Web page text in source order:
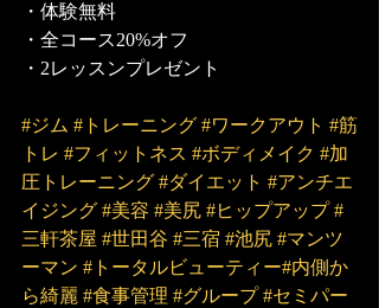
・体験無料
・全コース20%オフ
・2レッスンプレゼント
#ジム #トレーニング #ワークアウト #筋
トレ #フィットネス #ボディメイク #加
圧トレーニング #ダイエット #アンチエ
イジング #美容 #美尻 #ヒップアップ #
三軒茶屋 #世田谷 #三宿 #池尻 #マンツ
ーマン #トータルビューティー#内側か
ら綺麗 #食事管理 #グループ #セミパー